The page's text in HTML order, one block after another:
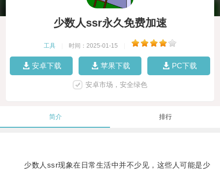
少数人ssr永久免费加速
工具 时间：2025-01-15
安卓下载 苹果下载 PC下载
安卓市场，安全绿色
简介 排行
少数人ssr现象在日常生活中并不少见，这些人可能是少